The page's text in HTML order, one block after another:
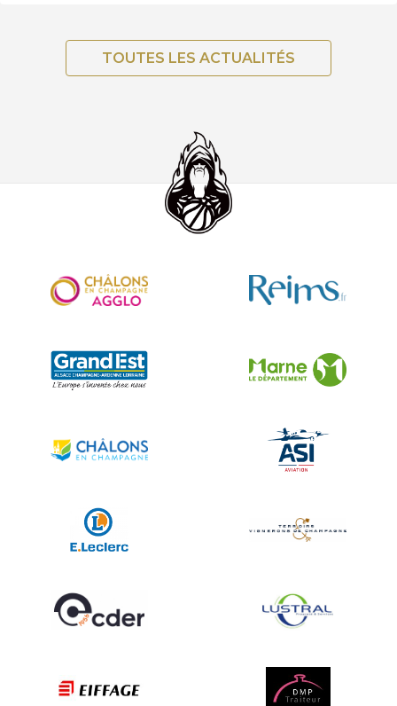
TOUTES LES ACTUALITÉS